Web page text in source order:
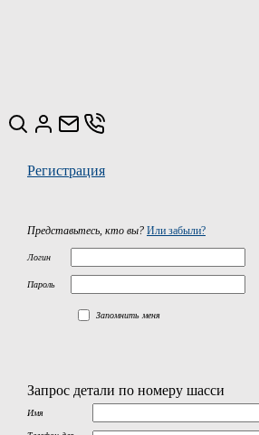
Регистрация
Представьтесь, кто вы? Или забыли?
Логин
Пароль
Запомнить меня
Запрос детали по номеру шасси
Имя